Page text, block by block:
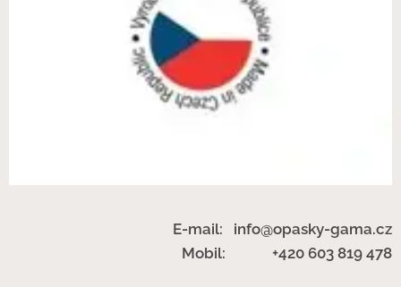
E-mail: info@opasky-gama.cz
Mobil: +420 603 819 478